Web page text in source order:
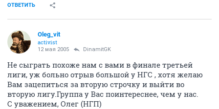
ОТВЕТИТЬ
Oleg_vit
activist
12 мая 2005 DinamitGK
Не сыграть похоже нам с вами в финале третьей
лиги, уж больно отрыв большой у НГС , хотя желаю
Вам зацепиться за вторую строчку и выйти во
вторую лигу.Группа у Вас поинтереснее, чем у нас.
С уважением, Олег (НГП)